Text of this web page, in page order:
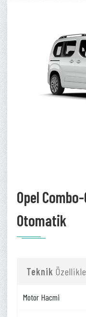
Opel
Otomatik
Teknik
Motor Hacmi